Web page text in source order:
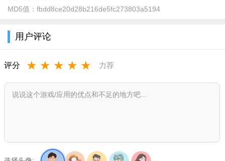
移动版Chrome运行速度更快，可以同步任何内容，标签之间
自从2008年发布以来，Chrome 浏览器目前已经一跃成为了全
Chrome浏览器的代码库与桌面版大致相同，比如包含 V8
但是移动版 Chrome 目前只限于Android 4.0系统或日后以上
Transformer Prime、Xoom 和 Nexus S等。
MD5值： fbdd8ce20d28b216de5fc273803a5194
用户评论
评分 ★ ★ ★ ★ ★ 力荐